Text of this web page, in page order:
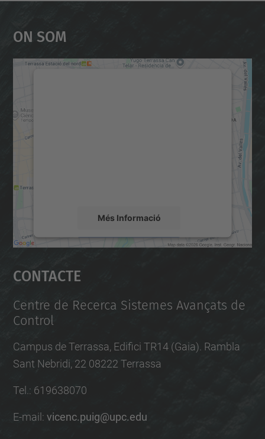
On Som
Més Informació
Accepta
powered by
Contacte
Centre de Recerca Sistemes Avançats de
Control
Campus de Terrassa, Edifici TR14 (Gaia). Rambla
Sant Nebridi, 22 08222 Terrassa
Tel. : 619638070
E-mail: vicenc.puig@upc.edu